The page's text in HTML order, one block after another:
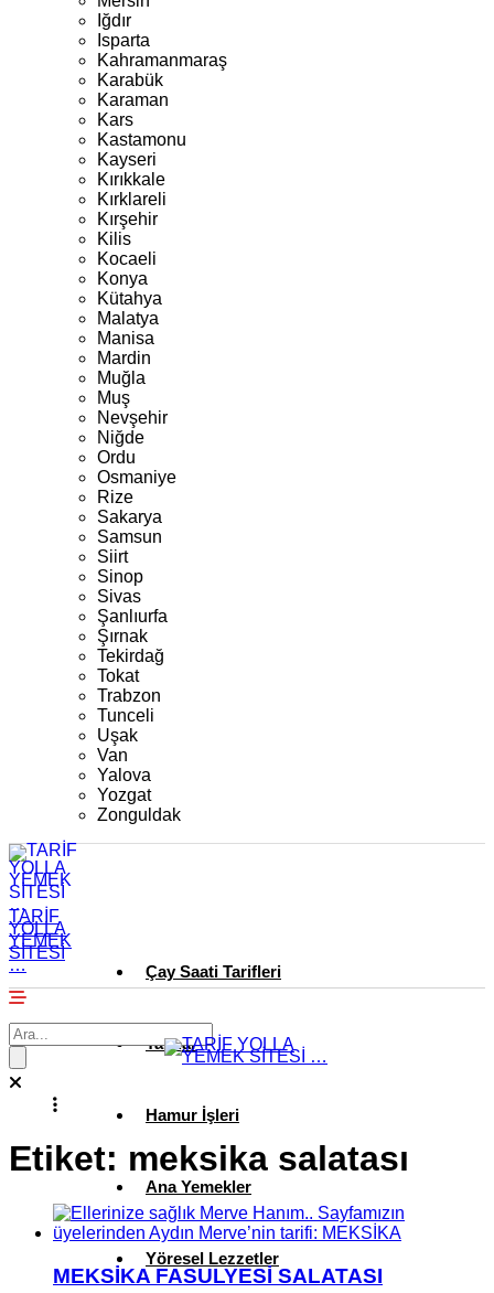
Iğdır
Isparta
Kahramanmaraş
Karabük
Karaman
Kars
Kastamonu
Kayseri
Kırıkkale
Kırklareli
Kırşehir
Kilis
Kocaeli
Konya
Kütahya
Malatya
Manisa
Mardin
Muğla
Muş
Nevşehir
Niğde
Ordu
Osmaniye
Rize
Sakarya
Samsun
Siirt
Sinop
Sivas
Şanlıurfa
Şırnak
Tekirdağ
Tokat
Trabzon
Tunceli
Uşak
Van
Yalova
Yozgat
Zonguldak
TARİF
YOLLA
YEMEK
SİTESİ
… Çay Saati Tarifleri
Tatlılar
Hamur İşleri
Ana Yemekler
Yöresel Lezzetler
Etiket: meksika salatası
MEKSİKA FASULYESİ SALATASI